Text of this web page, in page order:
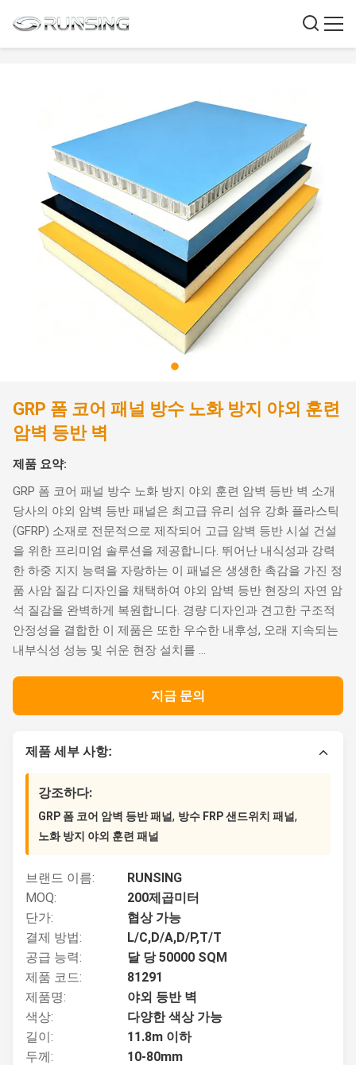
GRP 폼 코어 패널 방수 노화 방지 야외 훈련
암벽 등반 벽
제품 요약:
GRP 폼 코어 패널 방수 노화 방지 야외 훈련 암벽 등반 벽 소개
당사의 야외 암벽 등반 패널은 최고급 유리 섬유 강화 플라스틱
(GFRP) 소재로 전문적으로 제작되어 고급 암벽 등반 시설 건설
을 위한 프리미엄 솔루션을 제공합니다. 뛰어난 내식성과 강력
한 하중 지지 능력을 자랑하는 이 패널은 생생한 촉감을 가진 정
품 사암 질감 디자인을 채택하여 야외 암벽 등반 현장의 자연 암
석 질감을 완벽하게 복원합니다. 경량 디자인과 견고한 구조적
안정성을 결합한 이 제품은 또한 우수한 내후성, 오래 지속되는
내부식성 성능 및 쉬운 현장 설치를 ...
지금 문의
제품 세부 사항:
강조하다:
GRP 폼 코어 암벽 등반 패널, 방수 FRP 샌드위치 패널,
노화 방지 야외 훈련 패널
브랜드 이름:
RUNSING
MOQ:
200제곱미터
단가:
협상 가능
결제 방법:
L/C,D/A,D/P,T/T
공급 능력:
달 당 50000 SQM
제품 코드:
81291
제품명:
야외 등반 벽
색상:
다양한 색상 가능
길이:
11.8m 이하
두께:
10-80mm